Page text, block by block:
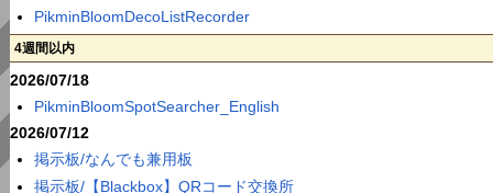
PikminBloomDecoListRecorder
4週間以内
2026/07/18
PikminBloomSpotSearcher_English
2026/07/12
掲示板/なんでも兼用板
掲示板/【Blackbox】QRコード交換所